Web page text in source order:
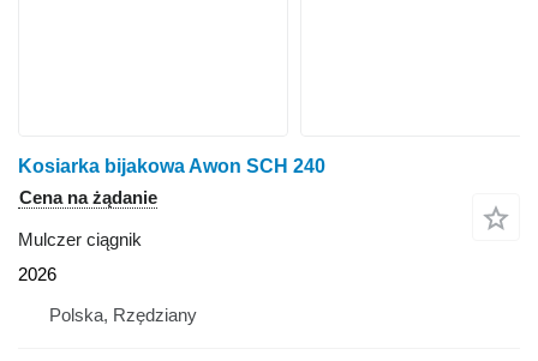
Kosiarka bijakowa Awon SCH 240
Cena na żądanie
Mulczer ciągnik
2026
Polska, Rzędziany